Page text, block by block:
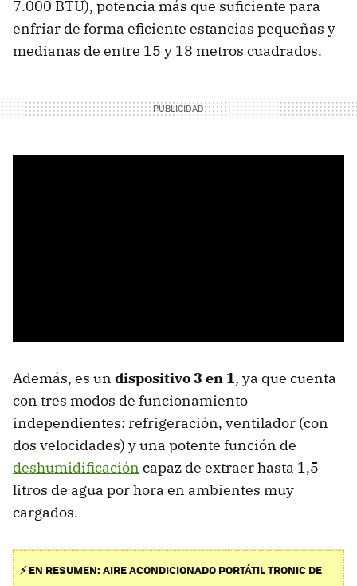
7.000 BTU), potencia más que suficiente para
enfriar de forma eficiente estancias pequeñas y
medianas de entre 15 y 18 metros cuadrados.
Además, es un dispositivo 3 en 1, ya que cuenta
con tres modos de funcionamiento
independientes: refrigeración, ventilador (con
dos velocidades) y una potente función de
deshumidificación capaz de extraer hasta 1,5
litros de agua por hora en ambientes muy
cargados.
⚡ EN RESUMEN: AIRE ACONDICIONADO PORTÁTIL TRONIC DE